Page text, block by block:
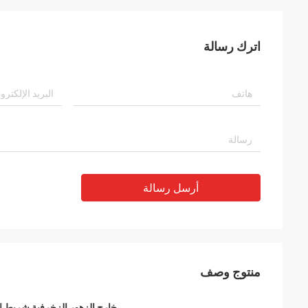
اترك رسالة
أرسل رسالة
منتوج وصف